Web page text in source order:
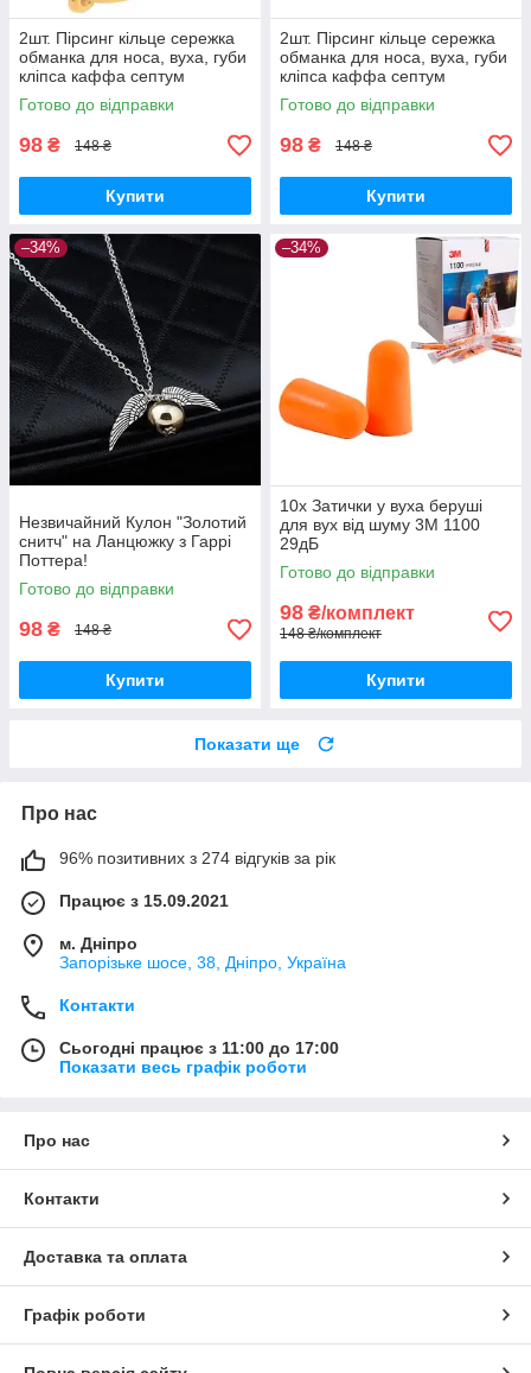
2шт. Пірсинг кільце сережка
обманка для носа, вуха, губи
кліпса каффа септум
(золото)
Готово до відправки
98 ₴ 148 ₴
Купити
2шт. Пірсинг кільце сережка
обманка для носа, вуха, губи
кліпса каффа септум
(чорний)
Готово до відправки
98 ₴ 148 ₴
Купити
–34%
Незвичайний Кулон "Золотий
снитч" на Ланцюжку з Гаррі
Поттера!
Готово до відправки
98 ₴ 148 ₴
Купити
–34%
10x Затички у вуха беруші
для вух від шуму 3M 1100
29дБ
Готово до відправки
98 ₴/комплект
148 ₴/комплект
Купити
Показати ще
Про нас
96% позитивних з 274 відгуків за рік
Працює з 15.09.2021
м. Дніпро
Запорізьке шосе, 38, Дніпро, Україна
Контакти
Сьогодні працює з 11:00 до 17:00
Показати весь графік роботи
Про нас
Контакти
Доставка та оплата
Графік роботи